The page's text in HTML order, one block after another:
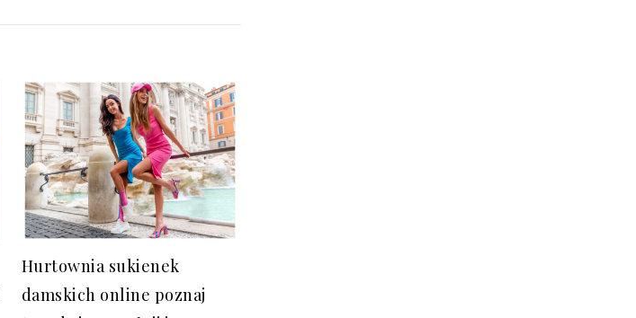
Hurtownia sukienek
damskich online poznaj